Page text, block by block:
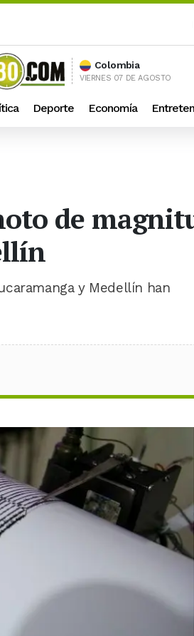
Colombia
VIERNES 07 DE AGOSTO
Deporte Economía
de
y Medellín han